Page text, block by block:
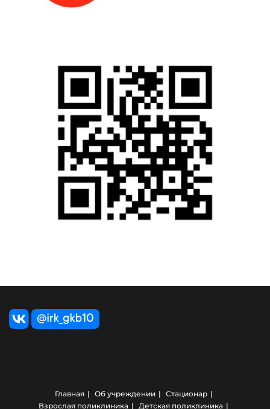
Главная Об учреждении
Стационар
Взрослая поликлиника
Детская поликлиника